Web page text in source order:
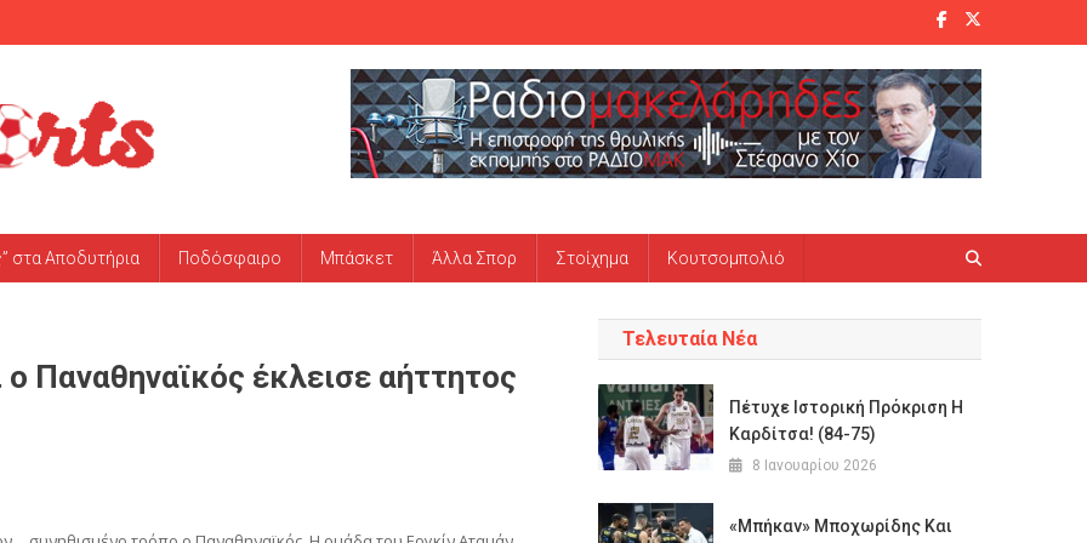
στα Αποδυτήρια Ποδόσφαιρο Μπάσκετ Άλλα Σπορ Στοίχημα Κουτσομπολιό
Παναθηναϊκός έκλεισε αήττητος
Τελευταία Νέα
Πέτυχε Ιστορική Πρόκριση Η
Καρδίτσα! (84-75)
8 Ιανουαρίου 2026
«Μπήκαν» Μποχωρίδης Και